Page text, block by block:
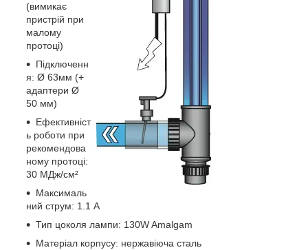
(вимикає
пристрій при
малому
протоці)
Підключенн
я: Ø 63мм (+
адаптери Ø
50 мм)
Ефективніст
ь роботи при
рекомендова
ному протоці:
30 МДж/см²
Максималь
ний струм: 1.1 А
Тип цоколя лампи: 130W Amalgam
Матеріал корпусу: нержавіюча сталь